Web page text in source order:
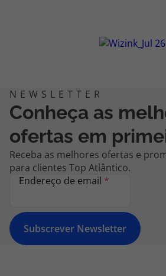
Conheça as
ofertas em
Receba as melhores ofertas e
para clientes Top Atlântico.
Endereço de email *
Subscrever Newsletter